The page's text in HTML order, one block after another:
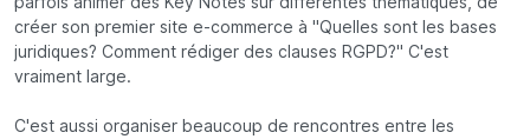
créer son premier site e-commerce à "Quelles sont les bases
juridiques? Comment rédiger des clauses RGPD?" C'est
vraiment large.
C'est aussi organiser beaucoup de rencontres entre les